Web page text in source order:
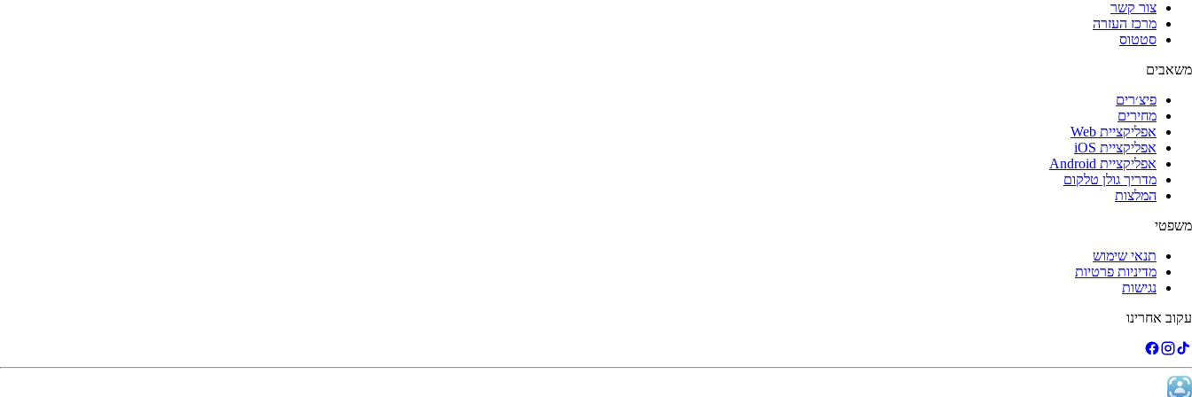
צור קשר
מרכז העזרה
סטטוס
משאבים
פיצ׳רים
מחירים
אפליקציית Web
אפליקציית iOS
אפליקציית Android
מדריך גולן טלקום
המלצות
משפטי
תנאי שימוש
מדיניות פרטיות
נגישות
עקוב אחרינו